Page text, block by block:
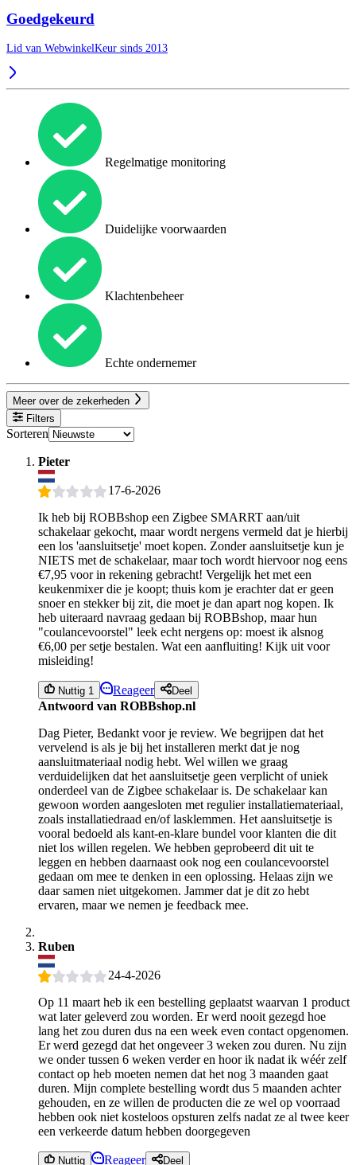
Goedgekeurd
Lid van WebwinkelKeur sinds 2013
Regelmatige monitoring
Duidelijke voorwaarden
Klachtenbeheer
Echte ondernemer
Meer over de zekerheden
Filters
Sorteren
Pieter
17-6-2026
Ik heb bij ROBBshop een Zigbee SMARRT aan/uit
schakelaar gekocht, maar wordt nergens vermeld dat je hierbij
een los 'aansluitsetje' moet kopen. Zonder aansluitsetje kun je
NIETS met de schakelaar, maar toch wordt hiervoor nog eens
€7,95 voor in rekening gebracht! Vergelijk het met een
keukenmixer die je koopt; thuis kom je erachter dat er geen
snoer en stekker bij zit, die moet je dan apart nog kopen. Ik
heb uiteraard navraag gedaan bij ROBBshop, maar hun
"coulancevoorstel" leek echt nergens op: moest ik alsnog
€6,00 per setje bestalen. Wat een aanfluiting! Kijk uit voor
misleiding!
Nuttig 1 Reageer Deel
Antwoord van ROBBshop.nl
Dag Pieter, Bedankt voor je review. We begrijpen dat het
vervelend is als je bij het installeren merkt dat je nog
aansluitmateriaal nodig hebt. Wel willen we graag
verduidelijken dat het aansluitsetje geen verplicht of uniek
onderdeel van de Zigbee schakelaar is. De schakelaar kan
gewoon worden aangesloten met regulier installatiemateriaal,
zoals installatiedraad en/of lasklemmen. Het aansluitsetje is
vooral bedoeld als kant-en-klare bundel voor klanten die dit
niet los willen regelen. We hebben geprobeerd dit uit te
leggen en hebben daarnaast ook nog een coulancevoorstel
gedaan om mee te denken in een oplossing. Helaas zijn we
daar samen niet uitgekomen. Jammer dat je dit zo hebt
ervaren, maar we nemen je feedback mee.
Ruben
24-4-2026
Op 11 maart heb ik een bestelling geplaatst waarvan 1 product
wat later geleverd zou worden. Er werd nooit gezegd hoe
lang het zou duren dus na een week even contact opgenomen.
Er werd gezegd dat het ongeveer 3 weken zou duren. Nu zijn
we onder tussen 6 weken verder en hoor ik nadat ik wéér zelf
contact op heb moeten nemen dat het nog 3 maanden gaat
duren. Mijn complete bestelling wordt dus 5 maanden achter
gehouden, en ze willen de producten die ze wel op voorraad
hebben ook niet kosteloos opsturen zelfs nadat ze al twee keer
een verkeerde datum hebben doorgegeven
Nuttig Reageer Deel